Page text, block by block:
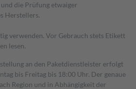
die Prüfung etwaiger
Herstellers.
verwenden. Vor Gebrauch stets Etikett
lesen.
an den Paketdienstleister erfolgt
bis Freitag bis 18:00 Uhr. Der genaue
Region und in Abhängigkeit der